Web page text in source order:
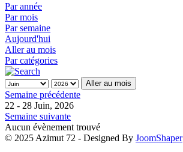
Par année
Par mois
Par semaine
Aujourd'hui
Aller au mois
Par catégories
Aller au mois
Semaine précédente
22 - 28 Juin, 2026
Semaine suivante
Aucun évènement trouvé
© 2025 Azimut 72 - Designed By JoomShaper